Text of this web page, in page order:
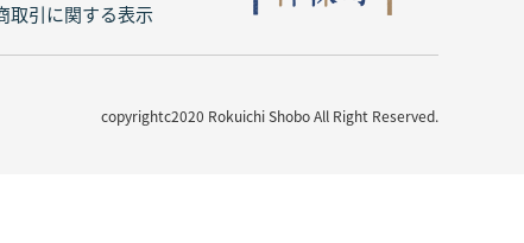
取引に関する表示
copyrightc2020 Rokuichi Shobo All Right Reserved.